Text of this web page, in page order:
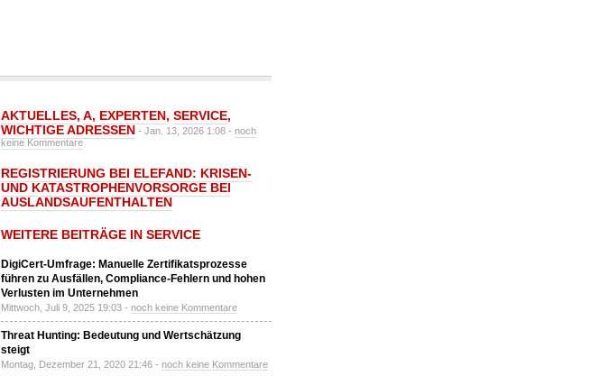
AKTUELLES, A, EXPERTEN, SERVICE,
WICHTIGE ADRESSEN - Jan. 13, 2026 1:08 - noch
keine Kommentare
REGISTRIERUNG BEI ELEFAND: KRISEN-
UND KATASTROPHENVORSORGE BEI
AUSLANDSAUFENTHALTEN
WEITERE BEITRÄGE IN SERVICE
DigiCert-Umfrage: Manuelle Zertifikatsprozesse
führen zu Ausfällen, Compliance-Fehlern und hohen
Verlusten im Unternehmen
Mittwoch, Juli 9, 2025 19:03 - noch keine Kommentare
Threat Hunting: Bedeutung und Wertschätzung
steigt
Montag, Dezember 21, 2020 21:46 - noch keine Kommentare